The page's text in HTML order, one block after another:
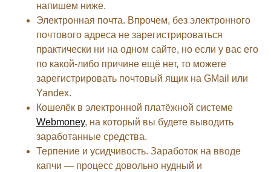
напишем ниже.
Электронная почта. Впрочем, без электронного
почтового адреса не зарегистрироваться
практически ни на одном сайте, но если у вас его
по какой-либо причине ещё нет, то можете
зарегистрировать почтовый ящик на GMail или
Yandex.
Кошелёк в электронной платёжной системе
Webmoney, на который вы будете выводить
заработанные средства.
Терпение и усидчивость. Заработок на вводе
капчи — процесс довольно нудный и